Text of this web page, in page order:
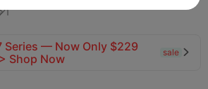
1
Series — Now Only $229
Shop Now
sale 